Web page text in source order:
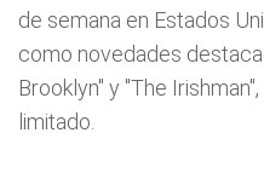
de semana en Estados
como novedades
Brooklyn" y "The
limitado.